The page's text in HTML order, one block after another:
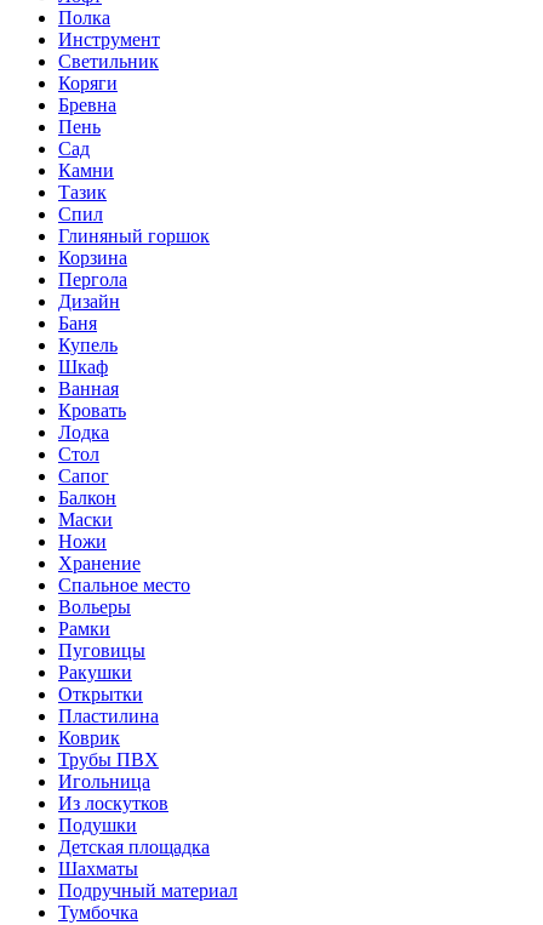
Полка
Инструмент
Светильник
Коряги
Бревна
Пень
Сад
Камни
Тазик
Спил
Глиняный горшок
Корзина
Пергола
Дизайн
Баня
Купель
Шкаф
Ванная
Кровать
Лодка
Стол
Сапог
Балкон
Маски
Ножи
Хранение
Спальное место
Вольеры
Рамки
Пуговицы
Ракушки
Открытки
Пластилина
Коврик
Трубы ПВХ
Игольница
Из лоскутков
Подушки
Детская площадка
Шахматы
Подручный материал
Тумбочка